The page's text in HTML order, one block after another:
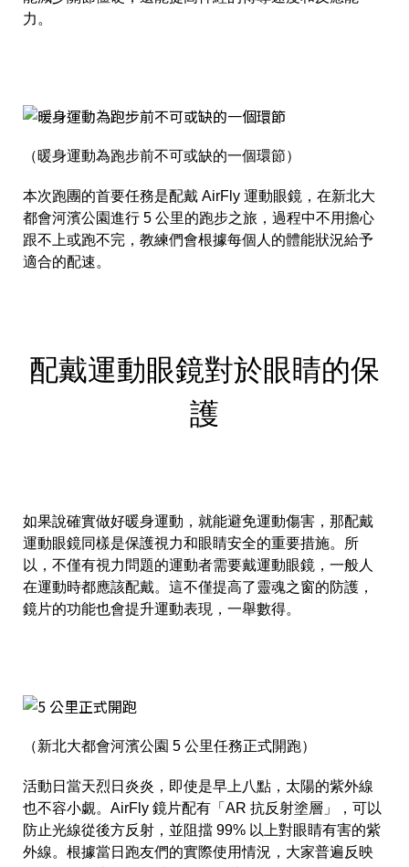
力。
（暖身運動為跑步前不可或缺的一個環節）
本次跑團的首要任務是配戴 AirFly 運動眼鏡，在新北大
都會河濱公園進行 5 公里的跑步之旅，過程中不用擔心
跟不上或跑不完，教練們會根據每個人的體能狀況給予
適合的配速。
配戴運動眼鏡對於眼睛的保
護
如果說確實做好暖身運動，就能避免運動傷害，那配戴
運動眼鏡同樣是保護視力和眼睛安全的重要措施。所
以，不僅有視力問題的運動者需要戴運動眼鏡，一般人
在運動時都應該配戴。這不僅提高了靈魂之窗的防護，
鏡片的功能也會提升運動表現，一舉數得。
（新北大都會河濱公園 5 公里任務正式開跑）
活動日當天烈日炎炎，即使是早上八點，太陽的紫外線
也不容小覷。AirFly 鏡片配有「AR 抗反射塗層」，可以
防止光線從後方反射，並阻擋 99% 以上對眼睛有害的紫
外線。根據當日跑友們的實際使用情況，大家普遍反映